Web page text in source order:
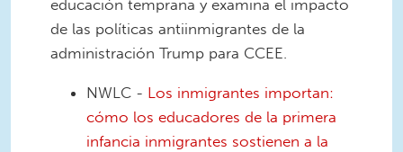
educación temprana y examina el impacto
de las políticas antiinmigrantes de la
administración Trump para CCEE.
NWLC - Los inmigrantes importan:
cómo los educadores de la primera
infancia inmigrantes sostienen a la